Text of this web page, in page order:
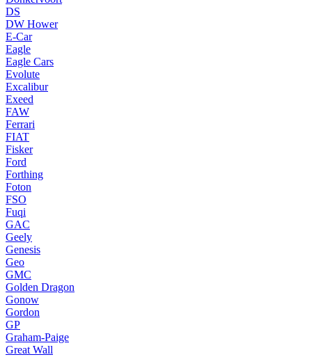
DS
DW Hower
E-Car
Eagle
Eagle Cars
Evolute
Excalibur
Exeed
FAW
Ferrari
FIAT
Fisker
Ford
Forthing
Foton
FSO
Fuqi
GAC
Geely
Genesis
Geo
GMC
Golden Dragon
Gonow
Gordon
GP
Graham-Paige
Great Wall